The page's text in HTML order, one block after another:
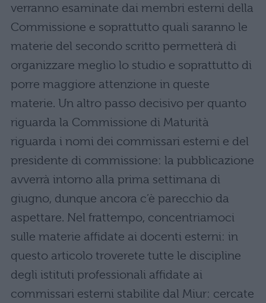
verranno esaminate dai membri esterni della
Commissione e soprattutto quali saranno le
materie del secondo scritto permetterà di
organizzare meglio lo studio e soprattutto di
porre maggiore attenzione in queste
materie. Un altro passo decisivo per quanto
riguarda la Commissione di Maturità
riguarda i nomi dei commissari esterni e del
presidente di commissione: la pubblicazione
avverrà intorno alla prima settimana di
giugno, dunque ancora c’è parecchio da
aspettare. Nel frattempo, concentriamoci
sulle materie affidate ai docenti esterni: in
questo articolo troverete tutte le discipline
degli istituti professionali affidate ai
commissari esterni stabilite dal Miur: cercate